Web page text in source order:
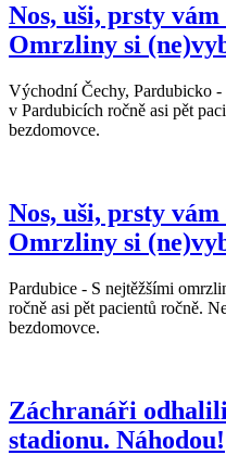
Nos, uši, prsty
Omrzliny si
Východní Čechy, Pardubicko
v Pardubicích ročně asi pět
bezdomovce.
Nos, uši, prsty
Omrzliny si
Pardubice - S nejtěžšími
ročně asi pět pacientů ročně.
bezdomovce.
Záchranáři
stadionu. Náhodou!